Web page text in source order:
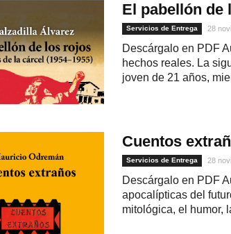
El pabellón de
Servicios de Entrega 28
Descárgalo en PDF
hechos reales. La
joven de 21 años,
Cuentos
Servicios de Entrega 28
Descárgalo en PDF
apocalípticas del
mitológica, el humor,